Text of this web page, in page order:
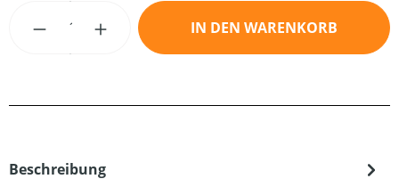
Produkt Anzahl: Gib den gewünschten
IN DEN WARENKORB
Beschreibung